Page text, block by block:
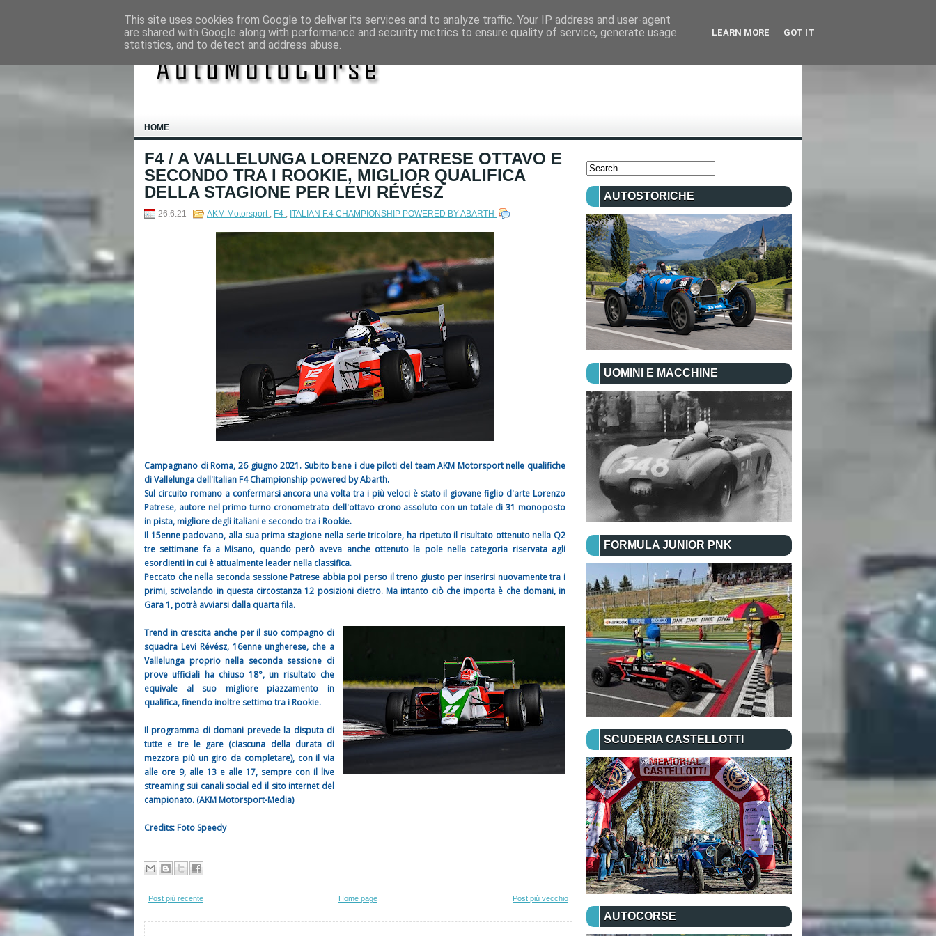
HOME
F4 / A VALLELUNGA LORENZO PATRESE OTTAVO E
SECONDO TRA I ROOKIE, MIGLIOR QUALIFICA
DELLA STAGIONE PER LEVI RÉVÉSZ
26.6.21 AKM Motorsport , F4 , ITALIAN F.4 CHAMPIONSHIP POWERED BY ABARTH
Campagnano di Roma, 26 giugno 2021. Subito bene i due piloti del team AKM Motorsport nelle qualifiche
di Vallelunga dell'Italian F4 Championship powered by Abarth.
Sul circuito romano a confermarsi ancora una volta tra i più veloci è stato il giovane figlio d'arte Lorenzo
Patrese, autore nel primo turno cronometrato dell'ottavo crono assoluto con un totale di 31 monoposto
in pista, migliore degli italiani e secondo tra i Rookie.
Il 15enne padovano, alla sua prima stagione nella serie tricolore, ha ripetuto il risultato ottenuto nella Q2
tre settimane fa a Misano, quando però aveva anche ottenuto la pole nella categoria riservata agli
esordienti in cui è attualmente leader nella classifica.
Peccato che nella seconda sessione Patrese abbia poi perso il treno giusto per inserirsi nuovamente tra i
primi, scivolando in questa circostanza 12 posizioni dietro. Ma intanto ciò che importa è che domani, in
Gara 1, potrà avviarsi dalla quarta fila.
Trend in crescita anche per il suo compagno di
squadra Levi Révész, 16enne ungherese, che a
Vallelunga proprio nella seconda sessione di
prove ufficiali ha chiuso 18°, un risultato che
equivale al suo migliore piazzamento in
qualifica, finendo inoltre settimo tra i Rookie.
Il programma di domani prevede la disputa di
tutte e tre le gare (ciascuna della durata di
mezzora più un giro da completare), con il via
alle ore 9, alle 13 e alle 17, sempre con il live
streaming sui canali social ed il sito internet del
campionato. (AKM Motorsport-Media)
Credits: Foto Speedy
Post più recente Post più vecchio
Home page
AUTOSTORICHE
UOMINI E MACCHINE
FORMULA JUNIOR PNK
SCUDERIA CASTELLOTTI
AUTOCORSE
This site uses cookies from Google to deliver its services and to analyze traffic. Your IP address and user-agent
are shared with Google along with performance and security metrics to ensure quality of service, generate usage
statistics, and to detect and address abuse.
LEARN MORE GOT IT